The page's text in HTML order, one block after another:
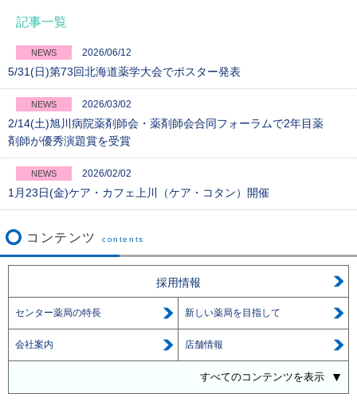
記事一覧
NEWS 2026/06/12
5/31(日)第73回北海道薬学大会でポスター発表
NEWS 2026/03/02
2/14(土)旭川病院薬剤師会・薬剤師会合同フォーラムで2年目薬
剤師が優秀演題賞を受賞
NEWS 2026/02/02
1月23日(金)ケア・カフェ上川（ケア・コタン）開催
コンテンツ contents
採用情報
センター薬局の特長 新しい薬局を目指して
会社案内 店舗情報
すべてのコンテンツを表示